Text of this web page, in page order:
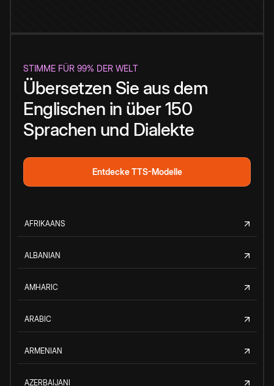
STIMME FÜR 99% DER WELT
Übersetzen Sie aus dem
Englischen in über 150
Sprachen und Dialekte
Entdecke TTS-Modelle
AFRIKAANS
ALBANIAN
AMHARIC
ARABIC
ARMENIAN
AZERBAIJANI